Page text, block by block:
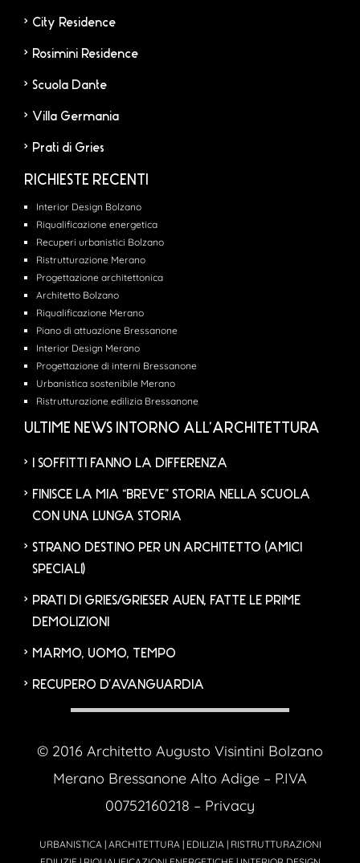
City Residence
Rosimini Residence
Scuola Dante
Villa Germania
Prati di Gries
RICHIESTE RECENTI
Interior Design Bolzano
Riqualificazione energetica
Recuperi urbanistici Bolzano
Ristrutturazione Merano
Progettazione architettonica
Architetto Bolzano
Riqualificazione Merano
Piano di attuazione Bressanone
Interior Design Merano
Progettazione di interni Bressanone
Urbanistica sostenibile Merano
Ristrutturazione edilizia Bressanone
ULTIME NEWS INTORNO ALL’ARCHITETTURA
I SOFFITTI FANNO LA DIFFERENZA
FINISCE LA MIA “BREVE” STORIA NELLA SCUOLA
CON UNA LUNGA STORIA
STRANO DESTINO PER UN ARCHITETTO (AMICI
SPECIALI)
PRATI DI GRIES/GRIESER AUEN, FATTE LE PRIME
DEMOLIZIONI
MARMO, UOMO, TEMPO
RECUPERO D’AVANGUARDIA
© 2016 Architetto Augusto Visintini Bolzano
Merano Bressanone Alto Adige – P.IVA
00752160218 – Privacy
URBANISTICA | ARCHITETTURA | EDILIZIA | RISTRUTTURAZIONI